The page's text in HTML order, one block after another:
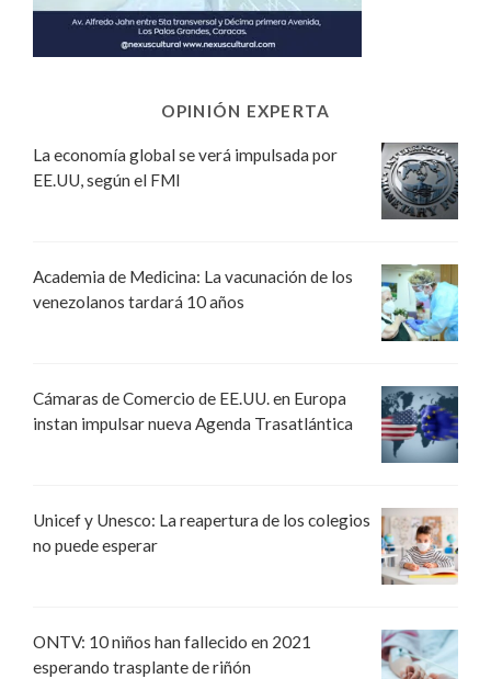
OPINIÓN EXPERTA
La economía global se verá impulsada por
EE.UU, según el FMI
Academia de Medicina: La vacunación de los
venezolanos tardará 10 años
Cámaras de Comercio de EE.UU. en Europa
instan impulsar nueva Agenda Trasatlántica
Unicef y Unesco: La reapertura de los colegios
no puede esperar
ONTV: 10 niños han fallecido en 2021
esperando trasplante de riñón